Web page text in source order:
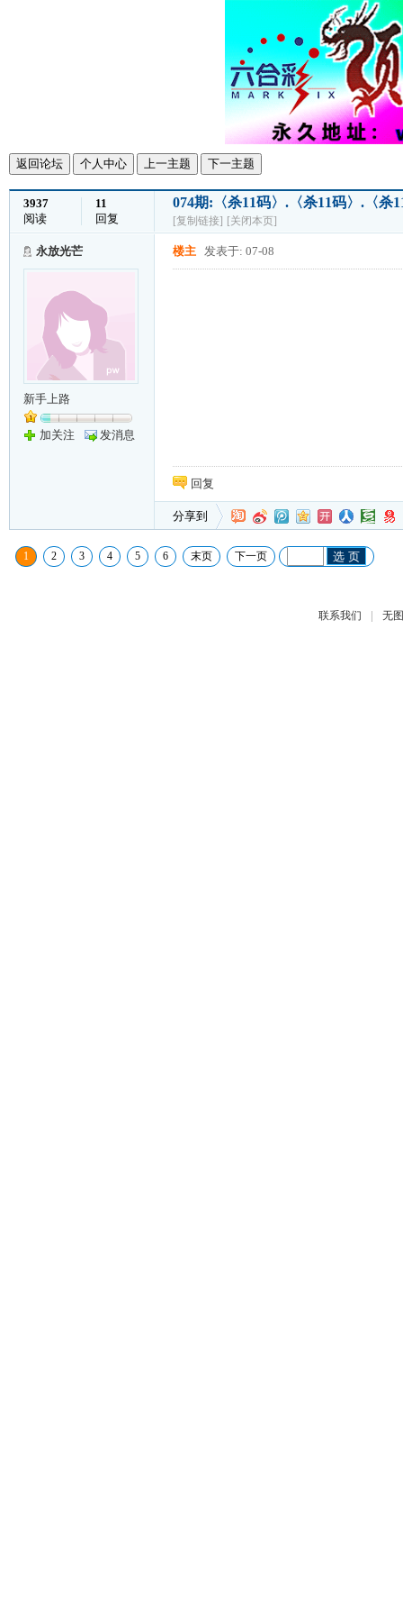
返回论坛 个人中心 上一主题 下一主题
3937
阅读
11
回复
074期:〈杀11码〉.〈杀11码〉.〈杀
[复制链接] [关闭本页]
永放光芒
新手上路
加关注 发消息
楼主 发表于: 07-08
回复
分享到
1 2 3 4 5 6 末页 下一页 选 页
联系我们 | 无